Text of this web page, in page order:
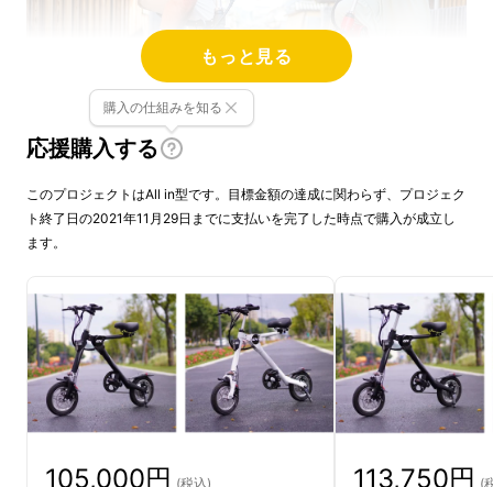
みできる
ことに加えて、折りたたんだ状態でも
車輪をキャスターのように転がして持ち運びで
きる電動自転車 です。
車体を抱えることなく快適に持ち運びができる
ので、自室・オフィス・お店などへの持ち込み
や、外出先での利用も気軽に行えます。
もっと見る
応援購入する
購入の仕組みを知る
このプロジェクトはAll in型です。目標金額の達成に関わらず、プロジェク
ト終了日の2021年11月29日までに支払いを完了した時点で購入が成立し
ます。
105,000円 (税込) 113,750円 (